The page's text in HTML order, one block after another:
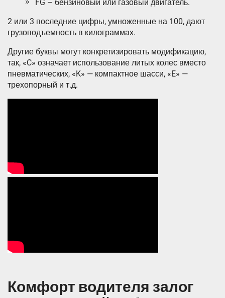
FG – бензиновый или газовый двигатель.
2 или 3 последние цифры, умноженные на 100, дают
грузоподъемность в килограммах.
Другие буквы могут конкретизировать модификацию,
так, «C» означает использование литых колес вместо
пневматических, «K» — компактное шасси, «E» —
трехопорный и т.д.
Комфорт водителя залог